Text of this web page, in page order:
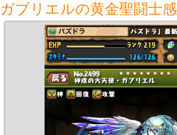
ガブリエルの黄金聖闘士感